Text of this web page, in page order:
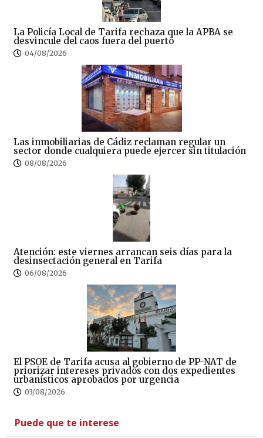
La Policía Local de Tarifa rechaza que la APBA se
desvincule del caos fuera del puerto
04/08/2026
Las inmobiliarias de Cádiz reclaman regular un
sector donde cualquiera puede ejercer sin titulación
08/08/2026
Atención: este viernes arrancan seis días para la
desinsectación general en Tarifa
06/08/2026
El PSOE de Tarifa acusa al gobierno de PP-NAT de
priorizar intereses privados con dos expedientes
urbanísticos aprobados por urgencia
03/08/2026
Puede que te interese